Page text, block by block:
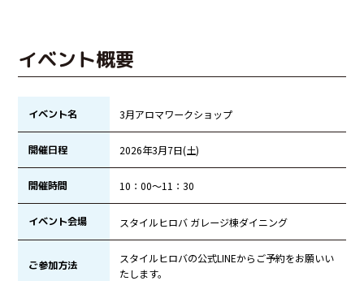
イベント概要
イベント名 3月アロマワークショップ
開催日程 2026年3月7日(土)
開催時間 10：00～11：30
イベント会場 スタイルヒロバ ガレージ棟ダイニング
ご参加方法
スタイルヒロバの公式LINEからご予約をお願いい
たします。